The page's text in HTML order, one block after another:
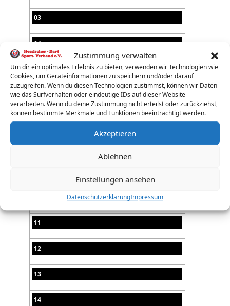
Zustimmung verwalten
Um dir ein optimales Erlebnis zu bieten, verwenden wir Technologien wie
Cookies, um Geräteinformationen zu speichern und/oder darauf
zuzugreifen. Wenn du diesen Technologien zustimmst, können wir Daten
wie das Surfverhalten oder eindeutige IDs auf dieser Website
verarbeiten. Wenn du deine Zustimmung nicht erteilst oder zurückziehst,
können bestimmte Merkmale und Funktionen beeinträchtigt werden.
Akzeptieren
Ablehnen
Einstellungen ansehen
DatenschutzerklärungImpressum
03
04
05
06
07
08
11
12
13
14